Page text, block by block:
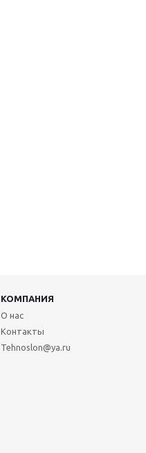
КОМПАНИЯ
О нас
Контакты
Tehnoslon@ya.ru